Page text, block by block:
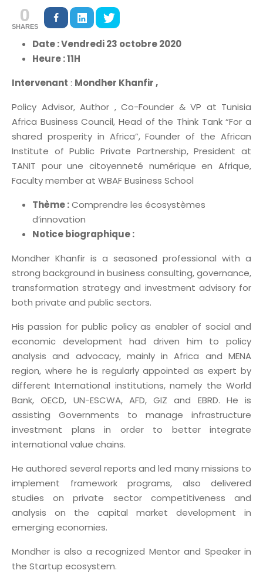
0
SHARES
Date : Vendredi 23 octobre 2020
Heure : 11H
Intervenant : Mondher Khanfir ,
Policy Advisor, Author , Co-Founder & VP at Tunisia
Africa Business Council, Head of the Think Tank “For a
shared prosperity in Africa”, Founder of the African
Institute of Public Private Partnership, President at
TANIT pour une citoyenneté numérique en Afrique,
Faculty member at WBAF Business School
Thème :Comprendre les écosystèmes
d’innovation
Notice biographique :
Mondher Khanfir is a seasoned professional with a
strong background in business consulting, governance,
transformation strategy and investment advisory for
both private and public sectors.
His passion for public policy as enabler of social and
economic development had driven him to policy
analysis and advocacy, mainly in Africa and MENA
region, where he is regularly appointed as expert by
different International institutions, namely the World
Bank, OECD, UN-ESCWA, AFD, GIZ and EBRD. He is
assisting Governments to manage infrastructure
investment plans in order to better integrate
international value chains.
He authored several reports and led many missions to
implement framework programs, also delivered
studies on private sector competitiveness and
analysis on the capital market development in
emerging economies.
Mondher is also a recognized Mentor and Speaker in
the Startup ecosystem.